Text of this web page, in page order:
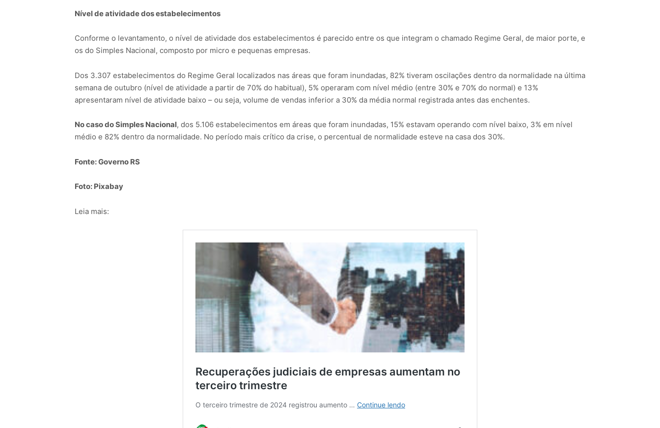
Nível de atividade dos estabelecimentos
Conforme o levantamento, o nível de atividade dos estabelecimentos é parecido entre os que integram o chamado Regime Geral, de maior porte, e
os do Simples Nacional, composto por micro e pequenas empresas.
Dos 3.307 estabelecimentos do Regime Geral localizados nas áreas que foram inundadas, 82% tiveram oscilações dentro da normalidade na última
semana de outubro (nível de atividade a partir de 70% do habitual), 5% operaram com nível médio (entre 30% e 70% do normal) e 13%
apresentaram nível de atividade baixo – ou seja, volume de vendas inferior a 30% da média normal registrada antes das enchentes.
No caso do Simples Nacional, dos 5.106 estabelecimentos em áreas que foram inundadas, 15% estavam operando com nível baixo, 3% em nível
médio e 82% dentro da normalidade. No período mais crítico da crise, o percentual de normalidade esteve na casa dos 30%.
Fonte: Governo RS
Foto: Pixabay
Leia mais: